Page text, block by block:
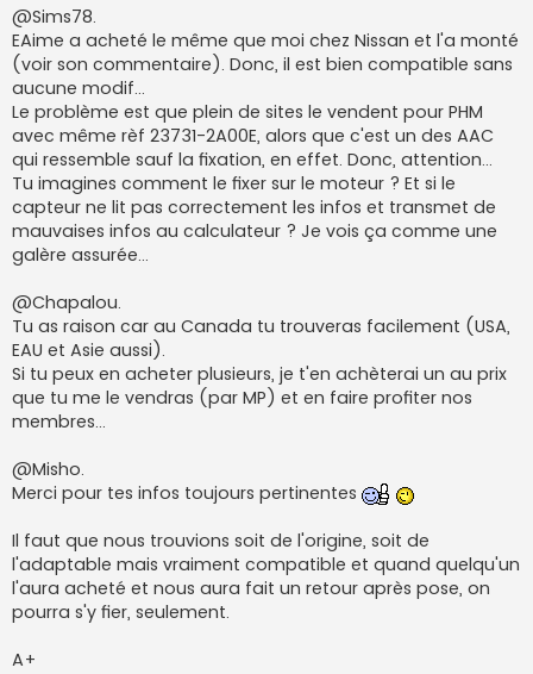
g
e
@Sims78.
EAime a acheté le même que moi chez Nissan et l'a monté
(voir son commentaire). Donc, il est bien compatible sans
aucune modif...
Le problème est que plein de sites le vendent pour PHM
avec même rèf 23731-2A00E, alors que c'est un des AAC
qui ressemble sauf la fixation, en effet. Donc, attention...
Tu imagines comment le fixer sur le moteur ? Et si le
capteur ne lit pas correctement les infos et transmet de
mauvaises infos au calculateur ? Je vois ça comme une
galère assurée...
@Chapalou.
Tu as raison car au Canada tu trouveras facilement (USA,
EAU et Asie aussi).
Si tu peux en acheter plusieurs, je t'en achèterai un au prix
que tu me le vendras (par MP) et en faire profiter nos
membres...
@Misho.
Merci pour tes infos toujours pertinentes
Il faut que nous trouvions soit de l'origine, soit de
l'adaptable mais vraiment compatible et quand quelqu'un
l'aura acheté et nous aura fait un retour après pose, on
pourra s'y fier, seulement.
A+